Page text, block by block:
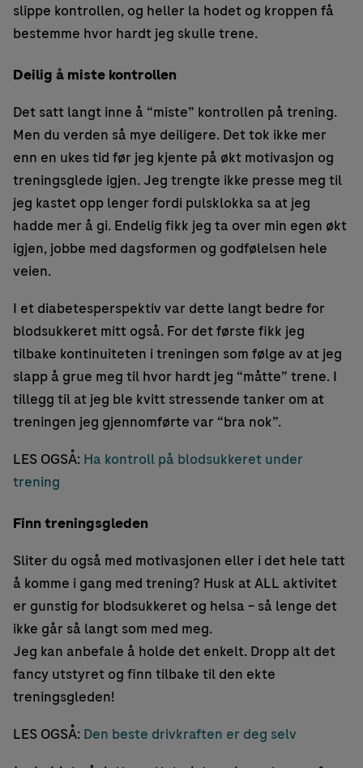
slippe kontrollen, og heller la hodet og kroppen få
bestemme hvor hardt jeg skulle trene.
Deilig å miste kontrollen
Det satt langt inne å “miste” kontrollen på trening.
Men du verden så mye deiligere. Det tok ikke mer
enn en ukes tid før jeg kjente på økt motivasjon og
treningsglede igjen. Jeg trengte ikke presse meg til
jeg kastet opp lenger fordi pulsklokka sa at jeg
hadde mer å gi. Endelig fikk jeg ta over min egen økt
igjen, jobbe med dagsformen og godfølelsen hele
veien.
I et diabetesperspektiv var dette langt bedre for
blodsukkeret mitt også. For det første fikk jeg
tilbake kontinuiteten i treningen som følge av at jeg
slapp å grue meg til hvor hardt jeg “måtte” trene. I
tillegg til at jeg ble kvitt stressende tanker om at
treningen jeg gjennomførte var “bra nok”.
LES OGSÅ: Ha kontroll på blodsukkeret under
trening
Finn treningsgleden
Sliter du også med motivasjonen eller i det hele tatt
å komme i gang med trening? Husk at ALL aktivitet
er gunstig for blodsukkeret og helsa – så lenge det
ikke går så langt som med meg.
Jeg kan anbefale å holde det enkelt. Dropp alt det
fancy utstyret og finn tilbake til den ekte
treningsgleden!
LES OGSÅ: Den beste drivkraften er deg selv